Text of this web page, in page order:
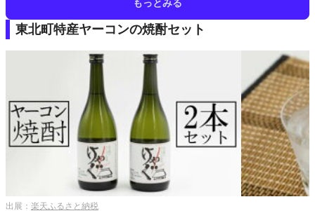
もっとみる
東北町特産ヤーコンの焼酎セット
出展： 楽天ふるさと納税